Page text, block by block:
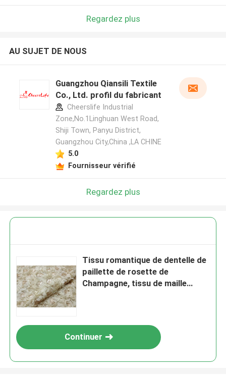
Regardez plus
AU SUJET DE NOUS
Guangzhou Qiansili Textile
Co., Ltd. profil du fabricant
Cheerslife Industrial
Zone,No.1Linghuan West Road,
Shiji Town, Panyu District,
Guangzhou City,China ,LA CHINE
5.0
Fournisseur vérifié
Regardez plus
Tissu romantique de dentelle de
paillette de rosette de
Champagne, tissu de maille
Continuer